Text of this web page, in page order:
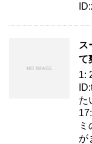
ス
て
1:
た
が